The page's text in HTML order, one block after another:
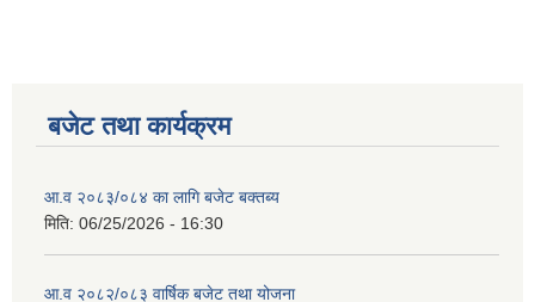
बजेट तथा कार्यक्रम
आ.व २०८३/०८४ का लागि बजेट बक्तब्य
मिति: 06/25/2026 - 16:30
आ.व २०८२/०८३ वार्षिक बजेट तथा योजना